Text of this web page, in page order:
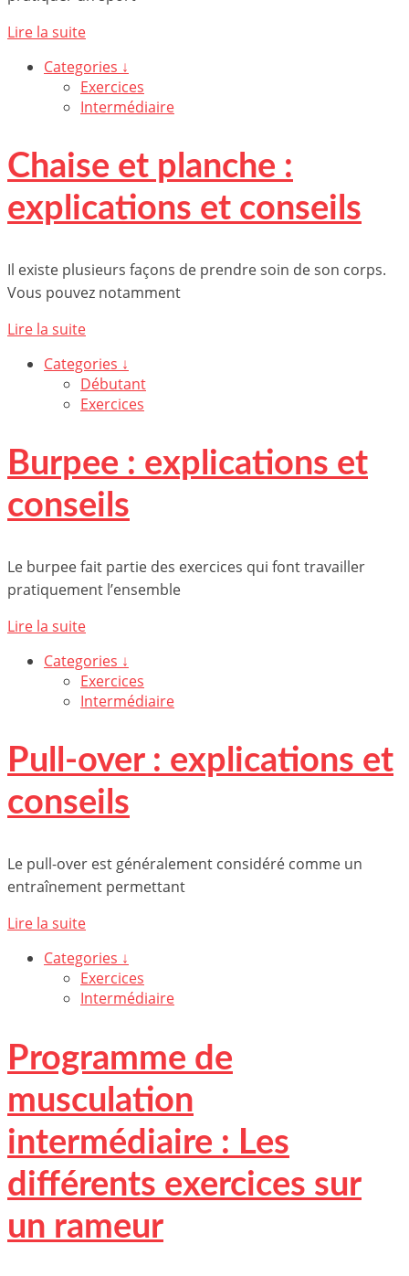
Lire la suite
Categories ↓
Exercices
Intermédiaire
Chaise et planche :
explications et conseils
Il existe plusieurs façons de prendre soin de son corps.
Vous pouvez notamment
Lire la suite
Categories ↓
Débutant
Exercices
Burpee : explications et
conseils
Le burpee fait partie des exercices qui font travailler
pratiquement l’ensemble
Lire la suite
Categories ↓
Exercices
Intermédiaire
Pull-over : explications et
conseils
Le pull-over est généralement considéré comme un
entraînement permettant
Lire la suite
Categories ↓
Exercices
Intermédiaire
Programme de
musculation
intermédiaire : Les
différents exercices sur
un rameur